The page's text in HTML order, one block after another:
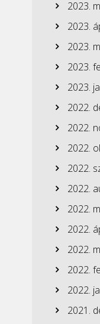
2023.
2023.
2023.
2023.
2023.
2022.
2022.
2022.
2022.
2022.
2022.
2022.
2022.
2022.
2022.
2021.